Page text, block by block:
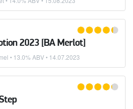
2023 [BA Merlot]
• 13.0% ABV • 14.07.2023